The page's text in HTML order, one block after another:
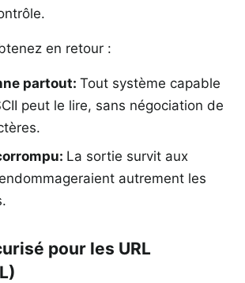
en retour :
partout: Tout système capable
peut le lire, sans négociation de
: La sortie survit aux
autrement les
pour les URL